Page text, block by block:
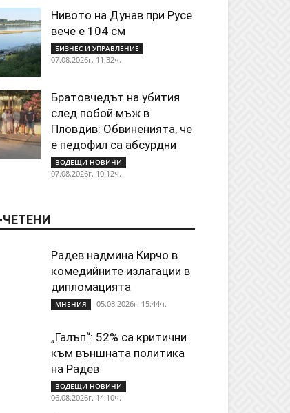
Нивото на Дунав при Русе
вече е 104 см
БИЗНЕС И УПРАВЛЕНИЕ
07.08.2026г. 11:32ч.
Братовчедът на убития
след побой мъж в
Пловдив: Обвиненията, че
е педофил са абсурдни
ВОДЕЩИ НОВИНИ
07.08.2026г. 10:12ч.
Радев надмина Кирчо в
комедийните излагации в
дипломацията
МНЕНИЯ 05.08.2026г. 15:44ч.
„Галъп“: 52% са критични
към външната политика
на Радев
ВОДЕЩИ НОВИНИ
06.08.2026г. 14:10ч.